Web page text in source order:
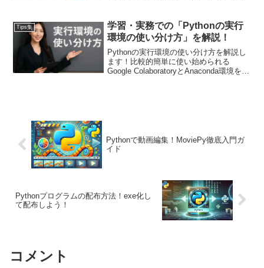
快適になります！
Tips集
学習・実務での「Pythonの実行
環境の使い分け方」を解説！
Pythonの実行環境の使い分け方を解説し
ます！比較的簡単に使い始められる
Google ColaboratoryとAnaconda環境を用
Pythonで動画編集！MoviePy徹底入門ガ
イド
Pythonプログラムの配布方法！exe化し
て配布しよう！
コメント